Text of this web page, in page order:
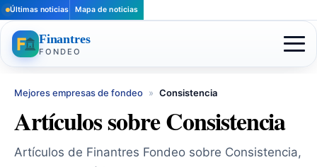
Últimas noticias Mapa de noticias
Finantres
FONDEO
Mejores empresas de fondeo » Consistencia
Artículos sobre Consistencia
Artículos de Finantres Fondeo sobre Consistencia,